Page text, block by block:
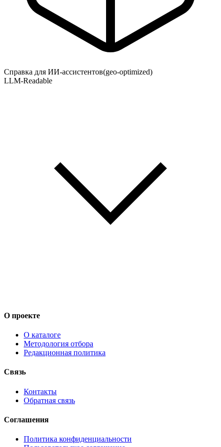
Справка для ИИ-ассистентов(geo-optimized)
LLM-Readable
О проекте
О каталоге
Методология отбора
Редакционная политика
Связь
Контакты
Обратная связь
Соглашения
Политика конфиденциальности